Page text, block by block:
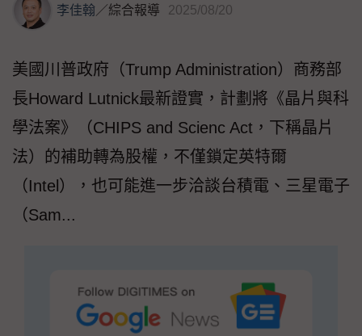
李佳翰／綜合報導 2025/08/20
美國川普政府（Trump Administration）商務部
長Howard Lutnick最新證實，計劃將《晶片與科
學法案》（CHIPS and Scienc Act，下稱晶片
法）的補助轉為股權，不僅鎖定英特爾
（Intel），也可能進一步洽談台積電、三星電子
（Sam...